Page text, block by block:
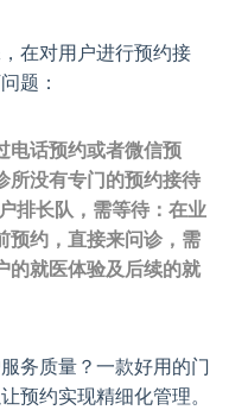
在对用户进行预约接
题：
电话预约或者微信预
所没有专门的预约接待
排长队，需等待：在业
预约，直接来问诊，需
的就医体验及后续的就
务质量？一款好用的门
预约实现精细化管理。